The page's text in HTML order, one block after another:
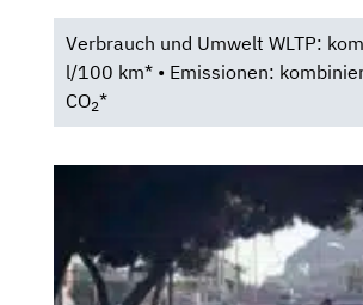
Verbrauch und Umwelt WLTP:
l/100 km* • Emissionen:
CO2*